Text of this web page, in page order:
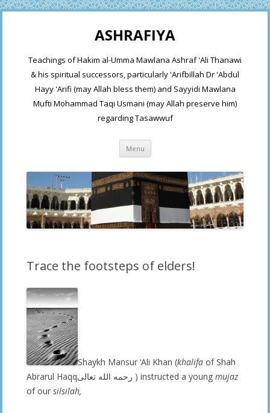
ASHRAFIYA
Teachings of Hakim al-Umma Mawlana Ashraf 'Ali Thanawi
& his spiritual successors, particularly 'Arifbillah Dr 'Abdul
Hayy 'Arifi (may Allah bless them) and Sayyidi Mawlana
Mufti Mohammad Taqi Usmani (may Allah preserve him)
regarding Tasawwuf
Menu Skip
content
Trace the footsteps of elders!
Shaykh Mansur ‘Ali Khan (khalifa of Shah
Abrarul Haqqرحمه الله تعالى ) instructed a young mujaz
of our silsilah,